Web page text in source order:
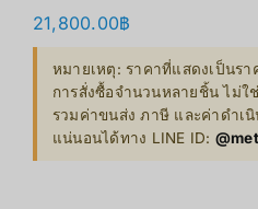
21,800.00฿
หมายเหตุ: ราคาที่แสดงเป็นรา
การสั่งซื้อจำนวนหลายชิ้น ไม่ใ
รวมค่าขนส่ง ภาษี และค่าดำเ
แน่นอนได้ทาง LINE ID: